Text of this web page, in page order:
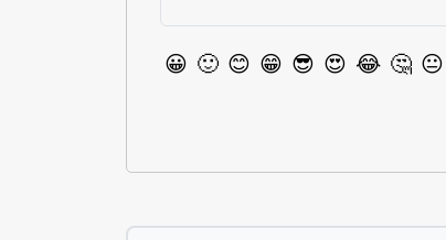
😀 🙂 😊 😁 😎 😍 😂 🤔 😐